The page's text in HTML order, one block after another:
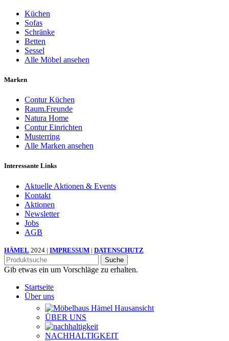
Küchen
Sofas
Schränke
Betten
Sessel
Alle Möbel ansehen
Marken
Contur Küchen
Raum.Freunde
Natura Home
Contur Einrichten
Musterring
Alle Marken ansehen
Interessante Links
Aktuelle Aktionen & Events
Kontakt
Aktionen
Newsletter
Jobs
AGB
HÄMEL 2024 | IMPRESSUM | DATENSCHUTZ
Suche
Gib etwas ein um Vorschläge zu erhalten.
Startseite
Über uns
ÜBER UNS
NACHHALTIGKEIT